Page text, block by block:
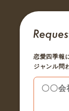
恋愛四季報
ジャンル問